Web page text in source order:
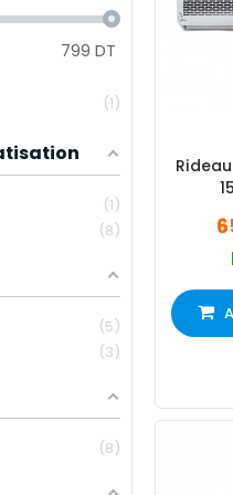
799 DT
1
1
8
5
3
8